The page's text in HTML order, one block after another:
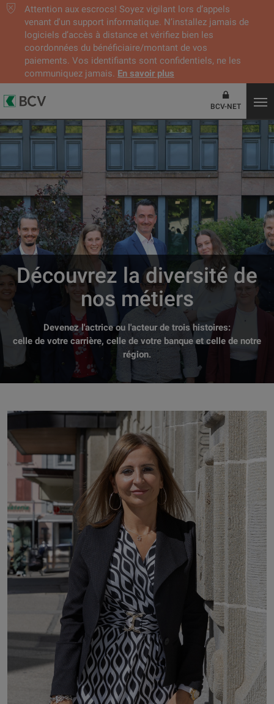
Attention aux escrocs! Soyez vigilant lors d’appels
venant d'un support informatique. N’installez jamais de
logiciels d’accès à distance et vérifiez bien les
coordonnées du bénéficiaire/montant de vos
paiements. Vos identifiants sont confidentiels, ne les
communiquez jamais. En savoir plus
BCV-NET
Découvrez la diversité de
nos métiers
Devenez l'actrice ou l'acteur de trois histoires:
celle de votre carrière, celle de votre banque et celle de notre
région.